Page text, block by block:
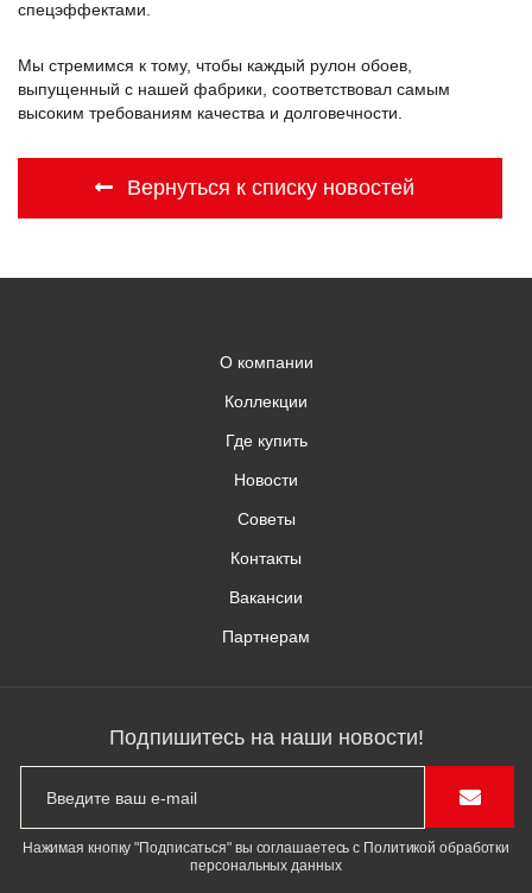
спецэффектами.
Мы стремимся к тому, чтобы каждый рулон обоев,
выпущенный с нашей фабрики, соответствовал самым
высоким требованиям качества и долговечности.
Вернуться к списку новостей
О компании
Коллекции
Где купить
Новости
Советы
Контакты
Вакансии
Партнерам
Подпишитесь на наши новости!
Нажимая кнопку "Подписаться" вы соглашаетесь с Политикой обработки
персональных данных